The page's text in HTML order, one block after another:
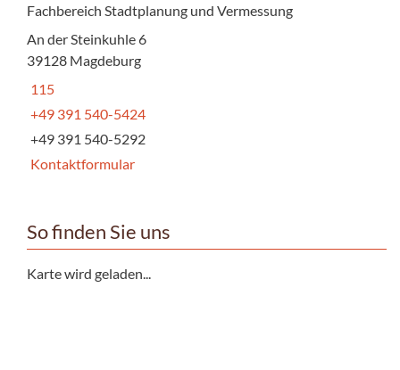
Fachbereich Stadtplanung und Vermessung
An der Steinkuhle 6
39128 Magdeburg
115
+49 391 540-5424
+49 391 540-5292
Kontaktformular
So finden Sie uns
Karte wird geladen...